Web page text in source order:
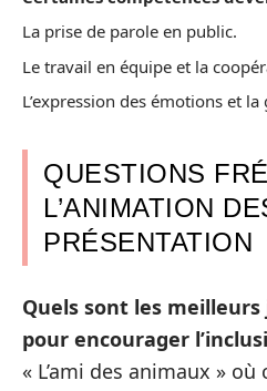
La prise de parole en public.
Le travail en équipe et la
L’expression des émotions et
QUESTIONS
L’ANIMATION
PRÉSENTATION
Quels sont les
pour encourager
« L’ami des animaux »